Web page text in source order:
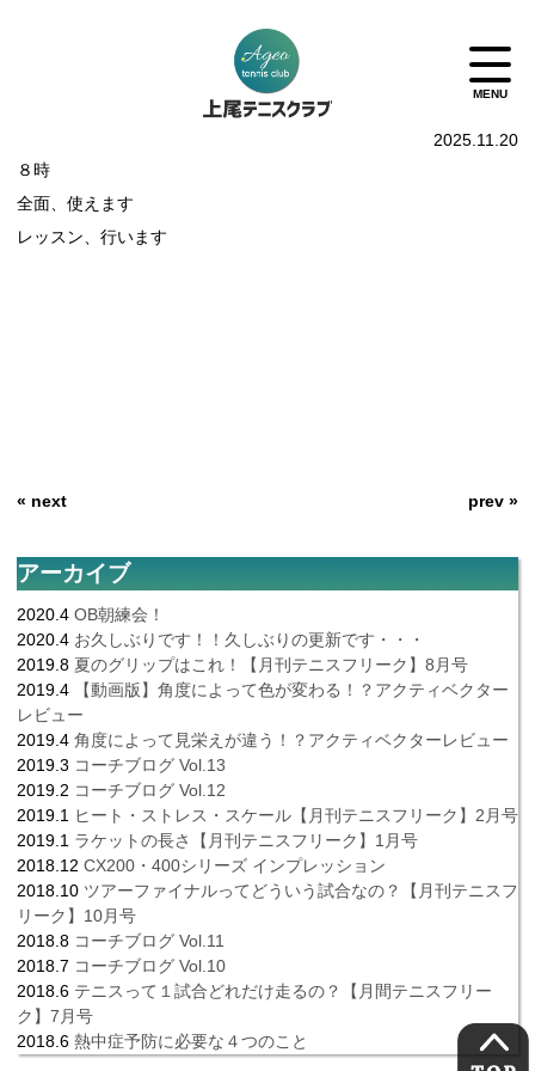
2025.11.20
８時
全面、使えます
レッスン、行います
« next prev »
アーカイブ
2020.4 OB朝練会！
2020.4 お久しぶりです！！久しぶりの更新です・・・
2019.8 夏のグリップはこれ！【月刊テニスフリーク】8月号
2019.4
【動画版】角度によって色が変わる！？アクティベクター
レビュー
2019.4 角度によって見栄えが違う！？アクティベクターレビュー
2019.3 コーチブログ Vol.13
2019.2 コーチブログ Vol.12
2019.1 ヒート・ストレス・スケール【月刊テニスフリーク】2月号
2019.1 ラケットの長さ【月刊テニスフリーク】1月号
2018.12 CX200・400シリーズ インプレッション
2018.10 ツアーファイナルってどういう試合なの？【月刊テニスフ
リーク】10月号
2018.8 コーチブログ Vol.11
2018.7 コーチブログ Vol.10
2018.6 テニスって１試合どれだけ走るの？【月間テニスフリー
ク】7月号
2018.6 熱中症予防に必要な４つのこと